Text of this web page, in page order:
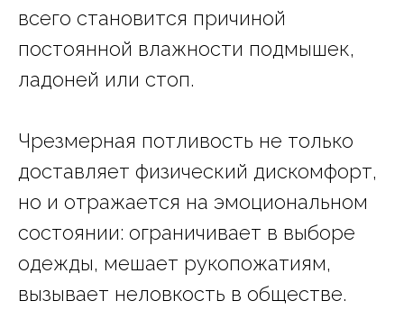
всего становится причиной
постоянной влажности подмышек,
ладоней или стоп.
Чрезмерная потливость не только
доставляет физический дискомфорт,
но и отражается на эмоциональном
состоянии: ограничивает в выборе
одежды, мешает рукопожатиям,
вызывает неловкость в обществе.